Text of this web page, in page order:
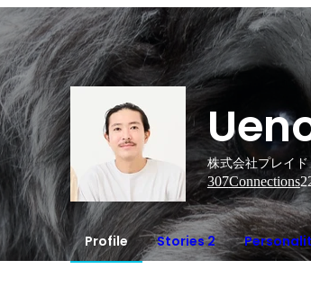
株式会社プレイ
307Connections
Profile Stories 2